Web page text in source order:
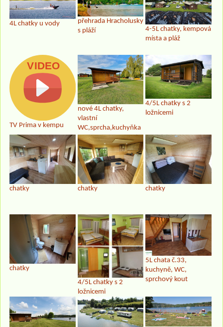
4L chatky u vody
přehrada Hracholusky
s pláží
4-5L chatky, kempová
místa a pláž
TV Prima v kempu
nové 4L chatky,
vlastní
WC,sprcha,kuchyňka
4/5L chatky s 2
ložnicemi
chatky chatky chatky
chatky
4/5L chatky s 2
ložnicemi
5L chata č.33,
kuchyně, WC,
sprchový kout